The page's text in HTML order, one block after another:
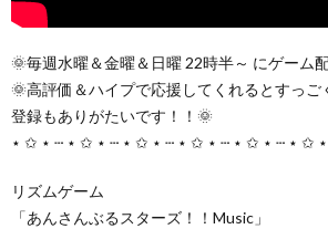
🌞毎週水曜＆金曜＆日曜 22時半～ にゲーム
🌞高評価＆ハイプで応援してくれるとすっご
登録もありがたいです！！🌞
⋆ ✩ ⋆ ┄ ⋆ ✩ ⋆ ┄ ⋆ ✩ ⋆ ┄ ⋆ ✩ ⋆ ┄ ⋆ ✩ ⋆ ┄ ⋆ ✩
リズムゲーム
「あんさんぶるスターズ！！Music」